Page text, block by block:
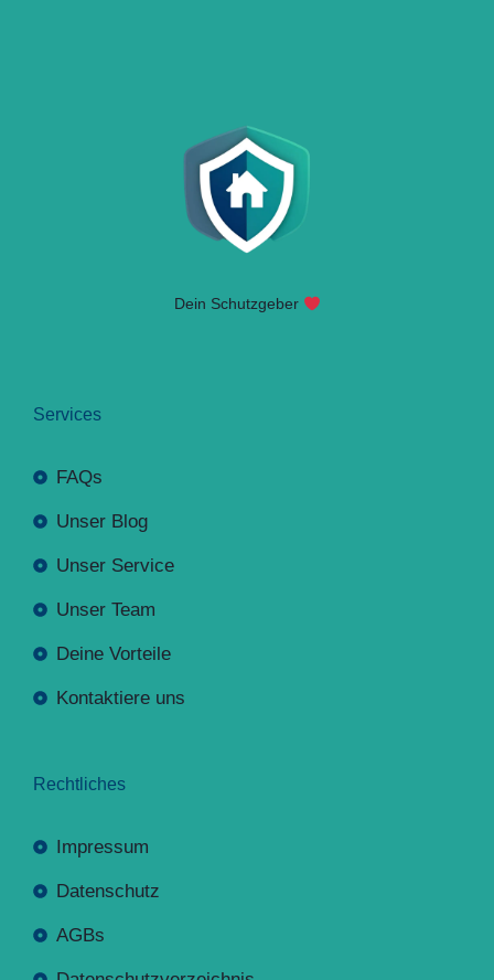
Dein Schutzgeber
Services
FAQs
Unser Blog
Unser Service
Unser Team
Deine Vorteile
Kontaktiere uns
Rechtliches
Impressum
Datenschutz
AGBs